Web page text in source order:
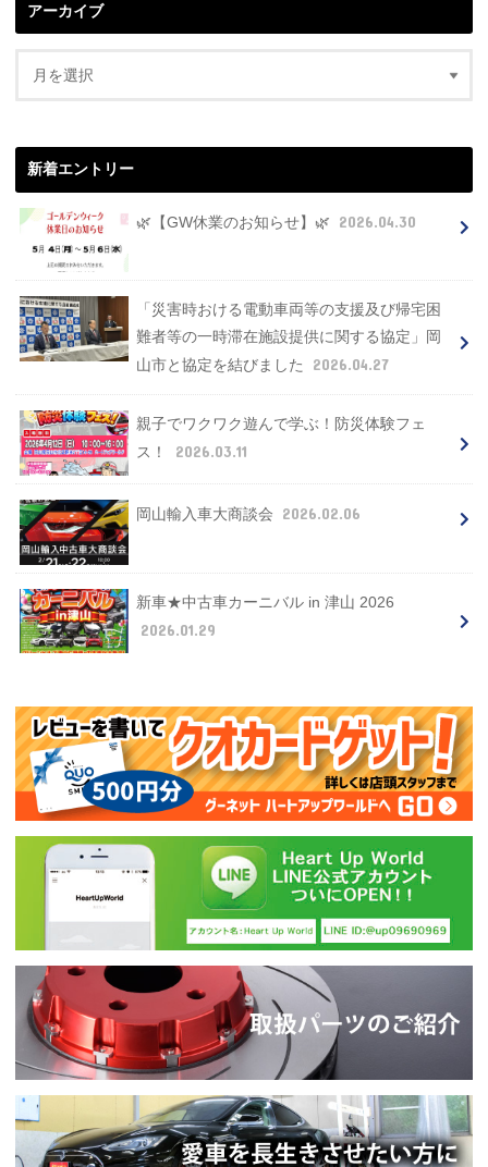
アーカイブ
新着エントリー
🌿【GW休業のお知らせ】🌿 2026.04.30
「災害時おける電動車両等の支援及び帰宅困
難者等の一時滞在施設提供に関する協定」岡
山市と協定を結びました
2026.04.27
親子でワクワク遊んで学ぶ！防災体験フェ
ス！
2026.03.11
岡山輸入車大商談会 2026.02.06
新車★中古車カーニバル in 津山 2026
2026.01.29